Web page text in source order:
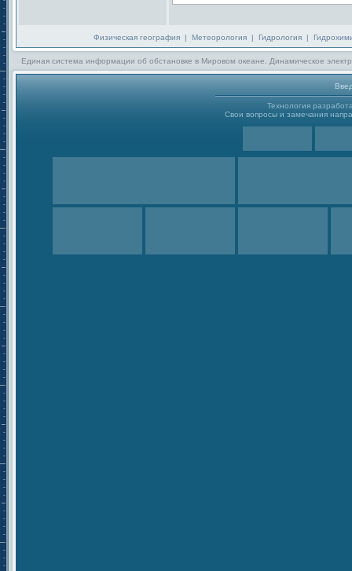
Физическая география| Метеорология| Гидрология|
Единая система информации об обстановке в Мировом океане. Динамическое
Технология
Свои вопросы и замечания